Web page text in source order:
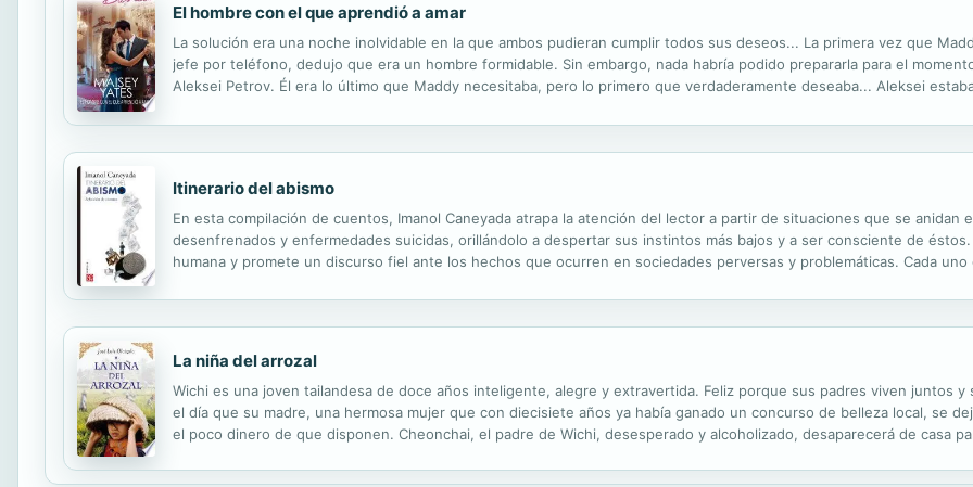
El hombre con el que aprendió a amar
La solución era una noche inolvidable en la que ambos pudieran cumplir todos sus deseos... La primera vez que
jefe por teléfono, dedujo que era un hombre formidable. Sin embargo, nada habría podido prepararla para el
Aleksei Petrov. Él era lo último que Maddy necesitaba, pero lo primero que verdaderamente deseaba... Aleksei
Itinerario del abismo
En esta compilación de cuentos, Imanol Caneyada atrapa la atención del lector a partir de situaciones que se anidan
desenfrenados y enfermedades suicidas, orillándolo a despertar sus instintos más bajos y a ser consciente de
humana y promete un discurso fiel ante los hechos que ocurren en sociedades perversas y problemáticas. Cada
La niña del arrozal
Wichi es una joven tailandesa de doce años inteligente, alegre y extravertida. Feliz porque sus padres viven juntos y
el día que su madre, una hermosa mujer que con diecisiete años ya había ganado un concurso de belleza local, se
el poco dinero de que disponen. Cheonchai, el padre de Wichi, desesperado y alcoholizado, desaparecerá de casa